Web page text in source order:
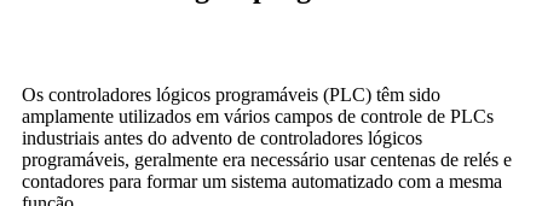
Os controladores lógicos programáveis ​​(PLC) têm sido
amplamente utilizados em vários campos de controle de PLCs
industriais antes do advento de controladores lógicos
programáveis, geralmente era necessário usar centenas de relés e
contadores para formar um sistema automatizado com a mesma